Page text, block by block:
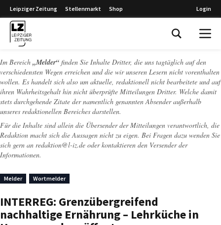
Leipziger Zeitung Stellenmarkt Shop Login
Im Bereich „Melder“ finden Sie Inhalte Dritter, die uns tagtäglich auf den
verschiedensten Wegen erreichen und die wir unseren Lesern nicht vorenthalten
wollen. Es handelt sich also um aktuelle, redaktionell nicht bearbeitete und auf
ihren Wahrheitsgehalt hin nicht überprüfte Mitteilungen Dritter. Welche damit
stets durchgehende Zitate der namentlich genannten Absender außerhalb
unseres redaktionellen Bereiches darstellen.
Für die Inhalte sind allein die Übersender der Mitteilungen verantwortlich, die
Redaktion macht sich die Aussagen nicht zu eigen. Bei Fragen dazu wenden Sie
sich gern an redaktion@l-iz.de oder kontaktieren den Versender der
Informationen.
Melder Wortmelder
INTERREG: Grenzübergreifend
nachhaltige Ernährung – Lehrküche in